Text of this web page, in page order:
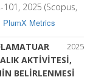
101, 2025 (Scopus,
PlumX Metrics
2025
AKTİVİTESİ,
BELİRLENMESİ